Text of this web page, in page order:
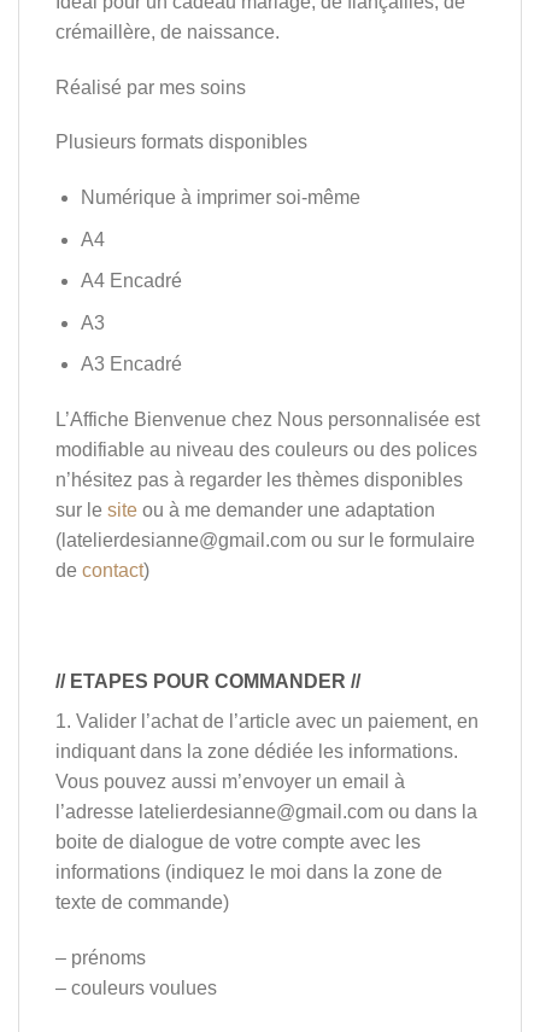
crémaillère, de naissance.
Réalisé par mes soins
Plusieurs formats disponibles
Numérique à imprimer soi-même
A4
A4 Encadré
A3
A3 Encadré
L’Affiche Bienvenue chez Nous personnalisée est
modifiable au niveau des couleurs ou des polices
n’hésitez pas à regarder les thèmes disponibles
sur le site ou à me demander une adaptation
(latelierdesianne@gmail.com ou sur le formulaire
de contact)
// ETAPES POUR COMMANDER //
1. Valider l’achat de l’article avec un paiement, en
indiquant dans la zone dédiée les informations.
Vous pouvez aussi m’envoyer un email à
l’adresse latelierdesianne@gmail.com ou dans la
boite de dialogue de votre compte avec les
informations (indiquez le moi dans la zone de
texte de commande)
– prénoms
– couleurs voulues